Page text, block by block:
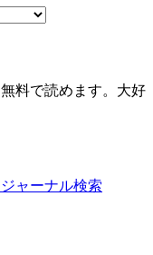
料で読めます。大好
ジャーナル検索